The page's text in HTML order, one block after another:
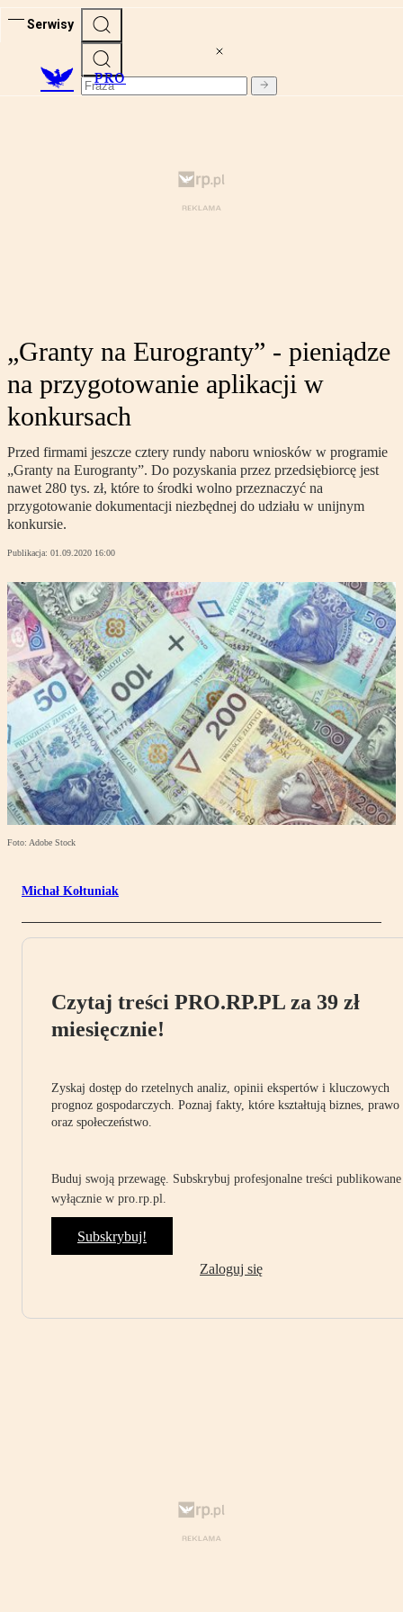
Serwisy
PRO
„Granty na Eurogranty” - pieniądze
na przygotowanie aplikacji w
konkursach
Przed firmami jeszcze cztery rundy naboru wniosków w programie
„Granty na Eurogranty”. Do pozyskania przez przedsiębiorcę jest
nawet 280 tys. zł, które to środki wolno przeznaczyć na
przygotowanie dokumentacji niezbędnej do udziału w unijnym
konkursie.
Publikacja: 01.09.2020 16:00
Foto: Adobe Stock
Michał Kołtuniak
Czytaj treści PRO.RP.PL za 39 zł
miesięcznie!
Zyskaj dostęp do rzetelnych analiz, opinii ekspertów i kluczowych
prognoz gospodarczych. Poznaj fakty, które kształtują biznes, prawo
oraz społeczeństwo.
Buduj swoją przewagę. Subskrybuj profesjonalne treści publikowane
wyłącznie w pro.rp.pl.
Subskrybuj!
Zaloguj się